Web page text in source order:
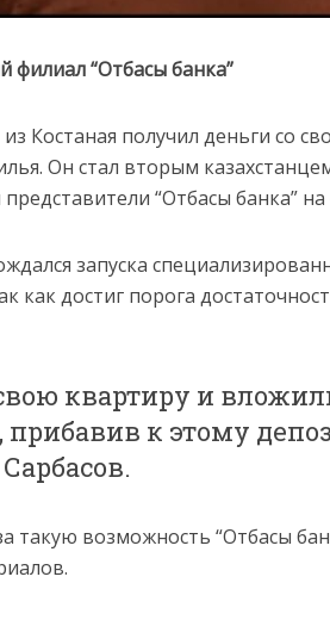
“Отбасы банка”
Костаная получил деньги со
Он стал вторым
“Отбасы банка” на
запуска
как достиг порога
квартиру и
к этому
такую возможность “Отбасы